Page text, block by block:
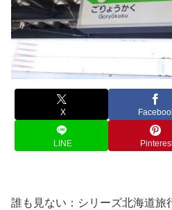
X
LINE
誰も見ない：シリーズ北海道旅